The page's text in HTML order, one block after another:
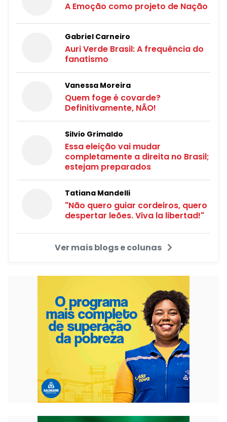
A Emoção como projeto de Nação
Gabriel Carneiro
Auri Verde Brasil: A frequência do
fanatismo
Vanessa Moreira
Quem foge é covarde?
Definitivamente, NÃO!
Silvio Grimaldo
Essa eleição vai mudar
completamente a direita no Brasil;
estejam preparados
Tatiana Mandelli
"Não quero guiar cordeiros, quero
despertar leões. Viva la libertad!"
Ver mais blogs e colunas